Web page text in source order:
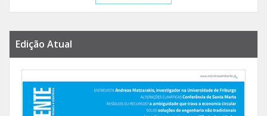
Edição Atual